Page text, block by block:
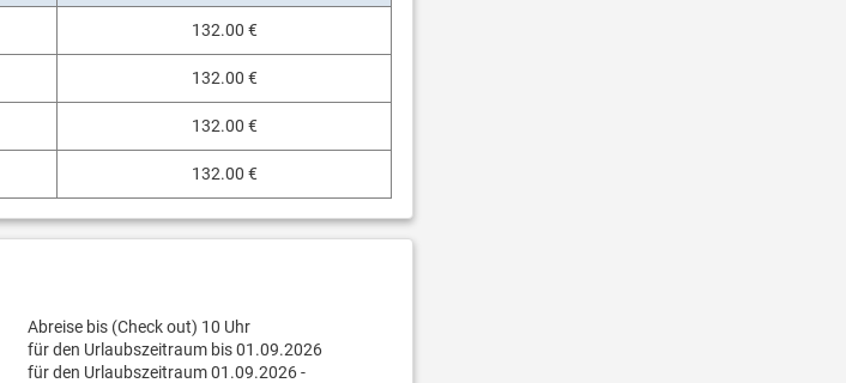
132.00 €
132.00 €
132.00 €
132.00 €
Abreise bis (Check out) 10 Uhr
für den Urlaubszeitraum bis 01.09.2026
für den Urlaubszeitraum 01.09.2026 -